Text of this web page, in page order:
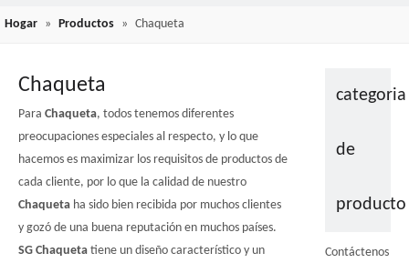
Hogar » Productos » Chaqueta
Chaqueta
Para Chaqueta, todos tenemos diferentes
preocupaciones especiales al respecto, y lo que
hacemos es maximizar los requisitos de productos de
cada cliente, por lo que la calidad de nuestro
Chaqueta ha sido bien recibida por muchos clientes
y gozó de una buena reputación en muchos países.
SG Chaqueta tiene un diseño característico y un
categoria
de
producto
Contáctenos